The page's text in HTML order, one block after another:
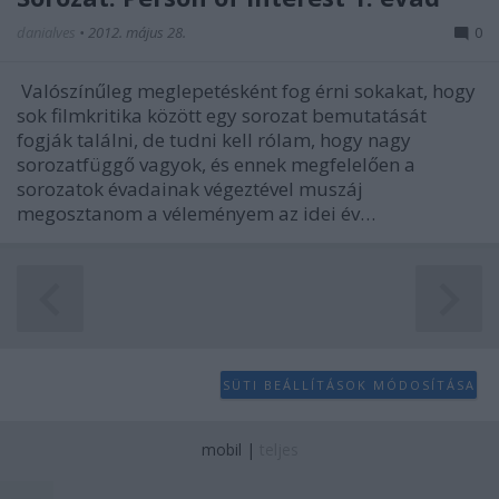
• 2012. május 28. 0
Valószínűleg meglepetésként fog érni sokakat, hogy
sok filmkritika között egy sorozat bemutatását
fogják találni, de tudni kell rólam, hogy nagy
sorozatfüggő vagyok, és ennek megfelelően a
sorozatok évadainak végeztével muszáj
megosztanom a véleményem az idei év…
SÜTI BEÁLLÍTÁSOK MÓDOSÍTÁSA
mobil |